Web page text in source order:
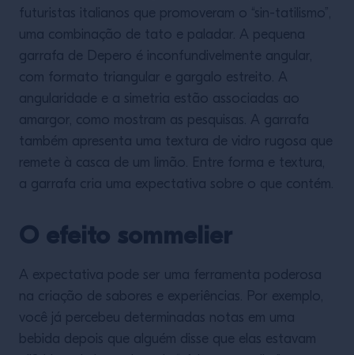
futuristas italianos que promoveram o “sin-tatilismo”,
uma combinação de tato e paladar. A pequena
garrafa de Depero é inconfundivelmente angular,
com formato triangular e gargalo estreito. A
angularidade e a simetria estão associadas ao
amargor, como mostram as pesquisas. A garrafa
também apresenta uma textura de vidro rugosa que
remete à casca de um limão. Entre forma e textura,
a garrafa cria uma expectativa sobre o que contém.
O efeito sommelier
A expectativa pode ser uma ferramenta poderosa
na criação de sabores e experiências. Por exemplo,
você já percebeu determinadas notas em uma
bebida depois que alguém disse que elas estavam